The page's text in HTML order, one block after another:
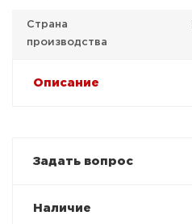
Страна
производства
Описание
Задать вопрос
Наличие